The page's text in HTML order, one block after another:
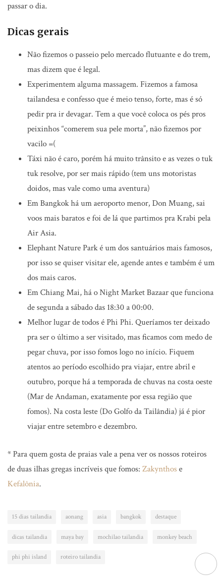
passar o dia.
Dicas gerais
Não fizemos o passeio pelo mercado flutuante e do trem,
mas dizem que é legal.
Experimentem alguma massagem. Fizemos a famosa
tailandesa e confesso que é meio tenso, forte, mas é só
pedir pra ir devagar. Tem a que você coloca os pés pros
peixinhos “comerem sua pele morta”, não fizemos por
vacilo =(
Táxi não é caro, porém há muito trânsito e as vezes o tuk
tuk resolve, por ser mais rápido (tem uns motoristas
doidos, mas vale como uma aventura)
Em Bangkok há um aeroporto menor, Don Muang, sai
voos mais baratos e foi de lá que partimos pra Krabi pela
Air Asia.
Elephant Nature Park é um dos santuários mais famosos,
por isso se quiser visitar ele, agende antes e também é um
dos mais caros.
Em Chiang Mai, há o Night Market Bazaar que funciona
de segunda a sábado das 18:30 a 00:00.
Melhor lugar de todos é Phi Phi. Queríamos ter deixado
pra ser o último a ser visitado, mas ficamos com medo de
pegar chuva, por isso fomos logo no início. Fiquem
atentos ao período escolhido pra viajar, entre abril e
outubro, porque há a temporada de chuvas na costa oeste
(Mar de Andaman, exatamente por essa região que
fomos). Na costa leste (Do Golfo da Tailândia) já é pior
viajar entre setembro e dezembro.
* Para quem gosta de praias vale a pena ver os nossos roteiros
de duas ilhas gregas incríveis que fomos: Zakynthose
Kefalônia.
15 dias tailandia aonang asia bangkok destaque
dicas tailandia maya bay mochilao tailandia monkey beach
phi phi island roteiro tailandia